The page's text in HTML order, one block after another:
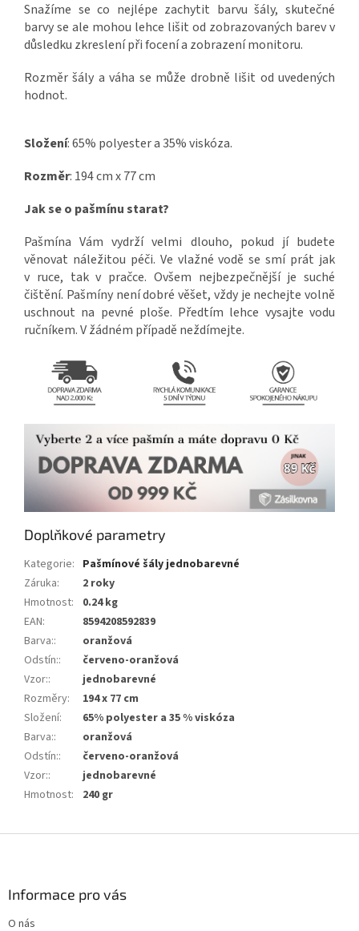
Snažíme se co nejlépe zachytit barvu šály, skutečné
barvy se ale mohou lehce lišit od zobrazovaných barev v
důsledku zkreslení při focení a zobrazení monitoru.
Rozměr šály a váha se může drobně lišit od uvedených
hodnot.
Složení: 65% polyester a 35% viskóza.
Rozměr: 194 cm x 77 cm
Jak se o pašmínu starat?
Pašmína Vám vydrží velmi dlouho, pokud jí budete
věnovat náležitou péči. Ve vlažné vodě se smí prát jak
v ruce, tak v pračce. Ovšem nejbezpečnější je suché
čištění. Pašmíny není dobré věšet, vždy je nechejte volně
uschnout na pevné ploše. Předtím lehce vysajte vodu
ručníkem. V žádném případě neždímejte.
Doplňkové parametry
Kategorie: Pašmínové šály jednobarevné
Záruka:
2 roky
Hmotnost:
0.24 kg
EAN:
8594208592839
Barva::
oranžová
Odstín::
červeno-oranžová
Vzor::
jednobarevné
Rozměry:
194 x 77 cm
Složení:
65% polyester a 35 % viskóza
Barva::
oranžová
Odstín::
červeno-oranžová
Vzor::
jednobarevné
Hmotnost: 240 gr
Informace pro vás
O nás